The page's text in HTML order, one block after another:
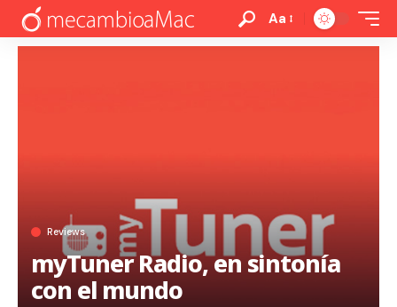
Aa
Reviews
myTuner Radio, en sintonía
con el mundo